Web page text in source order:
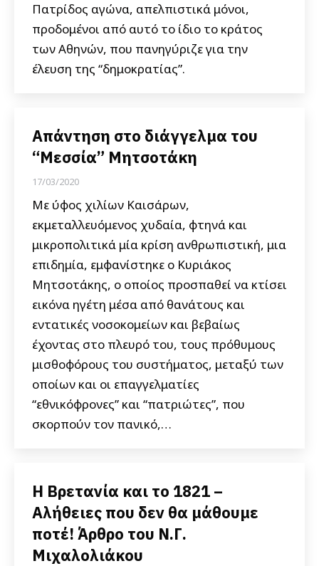
Πατρίδος αγώνα, απελπιστικά μόνοι,
προδομένοι από αυτό το ίδιο το κράτος
των Αθηνών, που πανηγύριζε για την
έλευση της “δημοκρατίας”.
Απάντηση στο διάγγελμα του
“Μεσσία” Μητσοτάκη
17/03/2020
Με ύφος χιλίων Καισάρων,
εκμεταλλευόμενος χυδαία, φτηνά και
μικροπολιτικά μία κρίση ανθρωπιστική, μια
επιδημία, εμφανίστηκε ο Κυριάκος
Μητσοτάκης, ο οποίος προσπαθεί να κτίσει
εικόνα ηγέτη μέσα από θανάτους και
εντατικές νοσοκομείων και βεβαίως
έχοντας στο πλευρό του, τους πρόθυμους
μισθοφόρους του συστήματος, μεταξύ των
οποίων και οι επαγγελματίες
“εθνικόφρονες” και “πατριώτες”, που
σκορπούν τον πανικό,…
Η Βρετανία και το 1821 –
Αλήθειες που δεν θα μάθουμε
ποτέ! Άρθρο του Ν.Γ.
Μιχαλολιάκου